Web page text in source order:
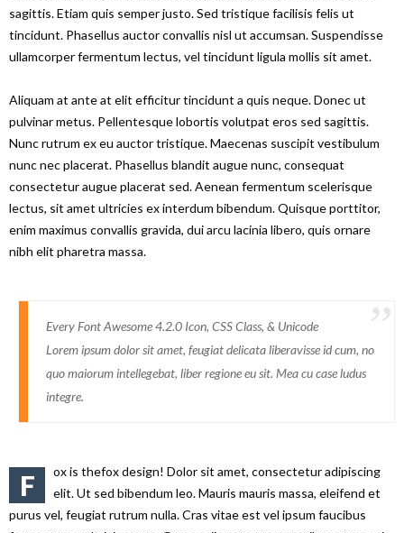
sagittis. Etiam quis semper justo. Sed tristique facilisis felis ut
tincidunt. Phasellus auctor convallis nisl ut accumsan. Suspendisse
ullamcorper fermentum lectus, vel tincidunt ligula mollis sit amet.
Aliquam at ante at elit efficitur tincidunt a quis neque. Donec ut
pulvinar metus. Pellentesque lobortis volutpat eros sed sagittis.
Nunc rutrum ex eu auctor tristique. Maecenas suscipit vestibulum
nunc nec placerat. Phasellus blandit augue nunc, consequat
consectetur augue placerat sed. Aenean fermentum scelerisque
lectus, sit amet ultricies ex interdum bibendum. Quisque porttitor,
enim maximus convallis gravida, dui arcu lacinia libero, quis ornare
nibh elit pharetra massa.
Every Font Awesome 4.2.0 Icon, CSS Class, & Unicode
Lorem ipsum dolor sit amet, feugiat delicata liberavisse id cum, no
quo maiorum intellegebat, liber regione eu sit. Mea cu case ludus
integre.
F
ox is thefox design! Dolor sit amet, consectetur adipiscing
elit. Ut sed bibendum leo. Mauris mauris massa, eleifend et
purus vel, feugiat rutrum nulla. Cras vitae est vel ipsum faucibus